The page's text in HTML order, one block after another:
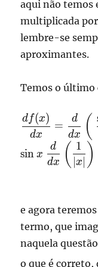
{x} -
{x^2}
aqui não temos
multiplicada por
lembre-se
aproximantes.
Temos o último
\displaystyle
\frac{d
f(x)}{dx} =
\frac{d }
{|x|}\right)
=
\frac{\cos
x}{|x|} +
dx
df(x)
=
dx
d (
sin x
dx
d ( x
1 )
e agora
termo, que
naquela
o que é correto,